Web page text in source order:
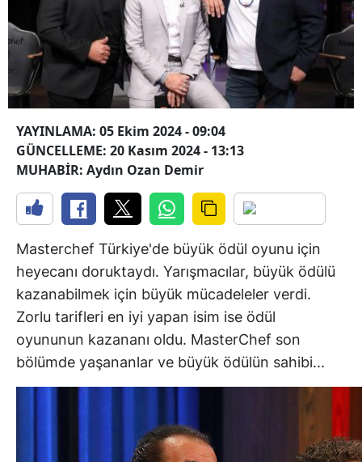
YAYINLAMA: 05 Ekim 2024 - 09:04
GÜNCELLEME: 20 Kasım 2024 - 13:13
MUHABİR: Aydın Ozan Demir
Masterchef Türkiye'de büyük ödül oyunu için
heyecanı doruktaydı. Yarışmacılar, büyük ödülü
kazanabilmek için büyük mücadeleler verdi.
Zorlu tarifleri en iyi yapan isim ise ödül
oyununun kazananı oldu. MasterChef son
bölümde yaşananlar ve büyük ödülün sahibi...